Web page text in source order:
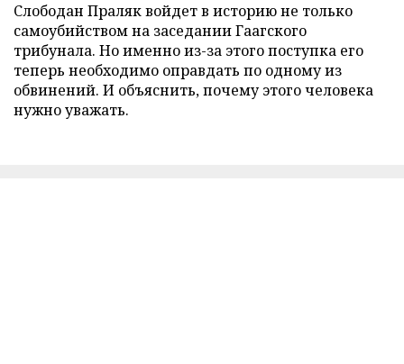
Слободан Праляк войдет в историю не только
самоубийством на заседании Гаагского
трибунала. Но именно из-за этого поступка его
теперь необходимо оправдать по одному из
обвинений. И объяснить, почему этого человека
нужно уважать.